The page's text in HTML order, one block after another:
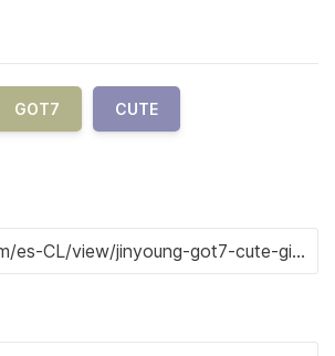
GOT7 CUTE